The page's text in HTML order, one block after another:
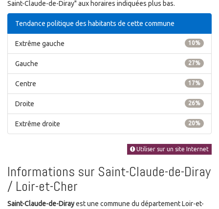
Saint-Claude-de-Diray" aux horaires indiquées plus bas.
Tendance politique des habitants de cette commune
10%
Extrême gauche
27%
Gauche
17%
Centre
26%
Droite
20%
Extrême droite
Utiliser sur un site Internet
Informations sur Saint-Claude-de-Diray
/ Loir-et-Cher
Saint-Claude-de-Dirayest une commune du département Loir-et-